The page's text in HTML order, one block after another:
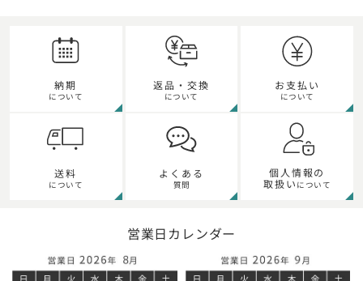
納期
について
返品・交換
について
お支払い
について
送料
について
よくある
質問
個人情報の
取扱い について
営業日カレンダー